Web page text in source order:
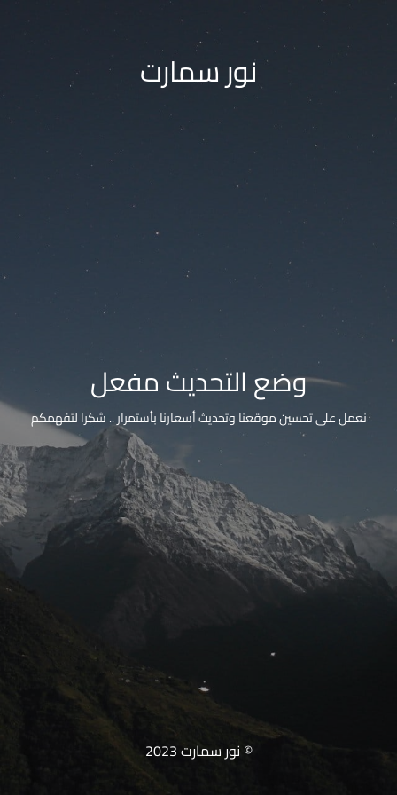
نور سمارت
وضع التحديث مفعل
نعمل على تحسين موقعنا وتحديث أسعارنا بأستمرار .. شكرا لتفهمكم
© نور سمارت 2023